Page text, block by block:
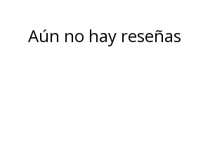
Aún no hay reseñas